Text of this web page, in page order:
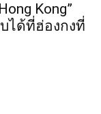
Kong”
ได้ที่ฮ่องกงที่